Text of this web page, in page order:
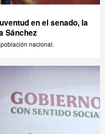
en el senado, la
Sánchez
nacional.